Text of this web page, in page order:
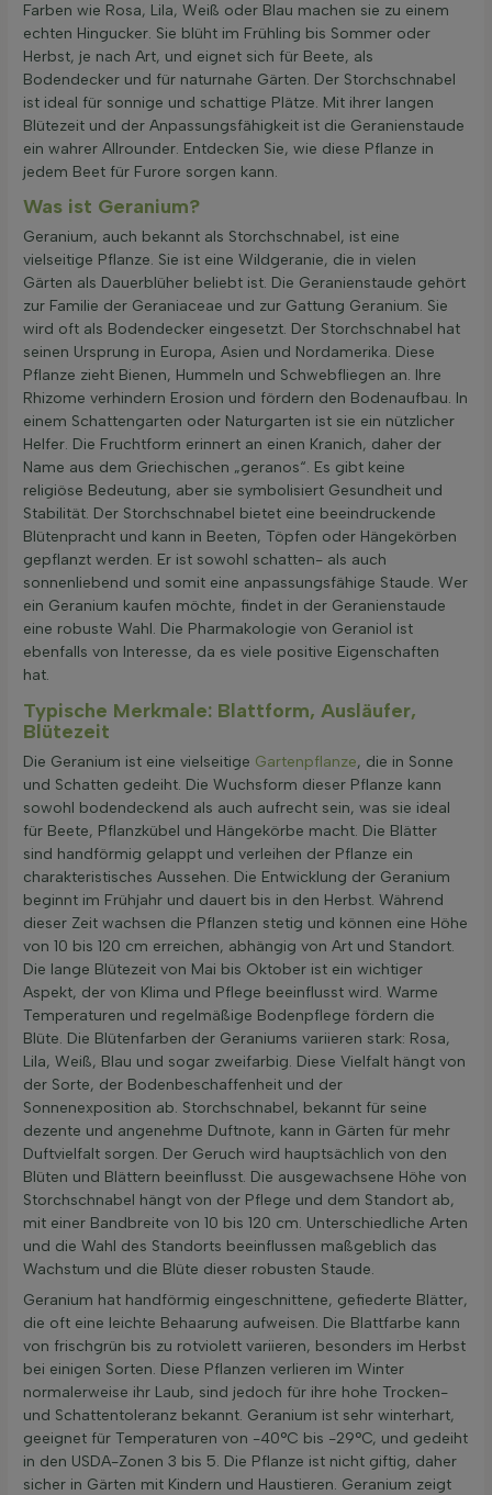
Farben wie Rosa, Lila, Weiß oder Blau machen sie zu einem
echten Hingucker. Sie blüht im Frühling bis Sommer oder
Herbst, je nach Art, und eignet sich für Beete, als
Bodendecker und für naturnahe Gärten. Der Storchschnabel
ist ideal für sonnige und schattige Plätze. Mit ihrer langen
Blütezeit und der Anpassungsfähigkeit ist die Geranienstaude
ein wahrer Allrounder. Entdecken Sie, wie diese Pflanze in
jedem Beet für Furore sorgen kann.
Was ist Geranium?
Geranium, auch bekannt als Storchschnabel, ist eine
vielseitige Pflanze. Sie ist eine Wildgeranie, die in vielen
Gärten als Dauerblüher beliebt ist. Die Geranienstaude gehört
zur Familie der Geraniaceae und zur Gattung Geranium. Sie
wird oft als Bodendecker eingesetzt. Der Storchschnabel hat
seinen Ursprung in Europa, Asien und Nordamerika. Diese
Pflanze zieht Bienen, Hummeln und Schwebfliegen an. Ihre
Rhizome verhindern Erosion und fördern den Bodenaufbau. In
einem Schattengarten oder Naturgarten ist sie ein nützlicher
Helfer. Die Fruchtform erinnert an einen Kranich, daher der
Name aus dem Griechischen „geranos“. Es gibt keine
religiöse Bedeutung, aber sie symbolisiert Gesundheit und
Stabilität. Der Storchschnabel bietet eine beeindruckende
Blütenpracht und kann in Beeten, Töpfen oder Hängekörben
gepflanzt werden. Er ist sowohl schatten- als auch
sonnenliebend und somit eine anpassungsfähige Staude. Wer
ein Geranium kaufen möchte, findet in der Geranienstaude
eine robuste Wahl. Die Pharmakologie von Geraniol ist
ebenfalls von Interesse, da es viele positive Eigenschaften
hat.
Typische Merkmale: Blattform, Ausläufer,
Blütezeit
Die Geranium ist eine vielseitige Gartenpflanze, die in Sonne
und Schatten gedeiht. Die Wuchsform dieser Pflanze kann
sowohl bodendeckend als auch aufrecht sein, was sie ideal
für Beete, Pflanzkübel und Hängekörbe macht. Die Blätter
sind handförmig gelappt und verleihen der Pflanze ein
charakteristisches Aussehen. Die Entwicklung der Geranium
beginnt im Frühjahr und dauert bis in den Herbst. Während
dieser Zeit wachsen die Pflanzen stetig und können eine Höhe
von 10 bis 120 cm erreichen, abhängig von Art und Standort.
Die lange Blütezeit von Mai bis Oktober ist ein wichtiger
Aspekt, der von Klima und Pflege beeinflusst wird. Warme
Temperaturen und regelmäßige Bodenpflege fördern die
Blüte. Die Blütenfarben der Geraniums variieren stark: Rosa,
Lila, Weiß, Blau und sogar zweifarbig. Diese Vielfalt hängt von
der Sorte, der Bodenbeschaffenheit und der
Sonnenexposition ab. Storchschnabel, bekannt für seine
dezente und angenehme Duftnote, kann in Gärten für mehr
Duftvielfalt sorgen. Der Geruch wird hauptsächlich von den
Blüten und Blättern beeinflusst. Die ausgewachsene Höhe von
Storchschnabel hängt von der Pflege und dem Standort ab,
mit einer Bandbreite von 10 bis 120 cm. Unterschiedliche Arten
und die Wahl des Standorts beeinflussen maßgeblich das
Wachstum und die Blüte dieser robusten Staude.
Geranium hat handförmig eingeschnittene, gefiederte Blätter,
die oft eine leichte Behaarung aufweisen. Die Blattfarbe kann
von frischgrün bis zu rotviolett variieren, besonders im Herbst
bei einigen Sorten. Diese Pflanzen verlieren im Winter
normalerweise ihr Laub, sind jedoch für ihre hohe Trocken-
und Schattentoleranz bekannt. Geranium ist sehr winterhart,
geeignet für Temperaturen von -40°C bis -29°C, und gedeiht
in den USDA-Zonen 3 bis 5. Die Pflanze ist nicht giftig, daher
sicher in Gärten mit Kindern und Haustieren. Geranium zeigt